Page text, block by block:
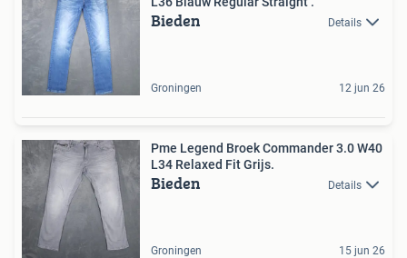
Bieden Details
Groningen 12 jun 26
Pme Legend Broek Commander 3.0 W40
L34 Relaxed Fit Grijs.
Bieden Details
Groningen 15 jun 26